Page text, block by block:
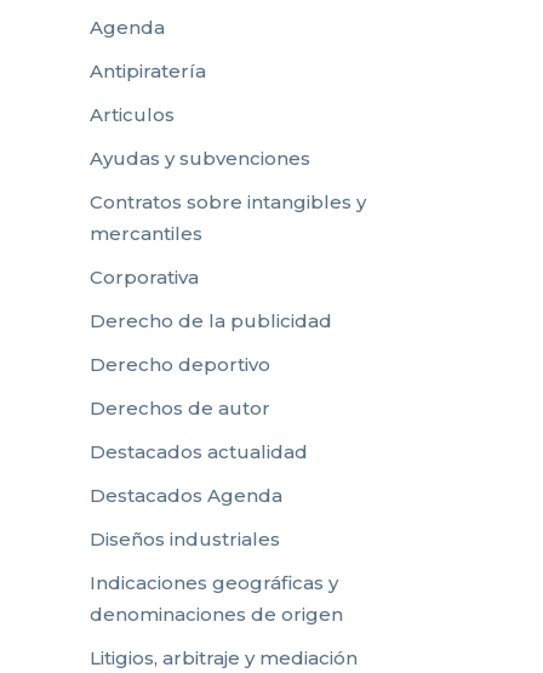
Agenda
Antipiratería
Articulos
Ayudas y subvenciones
Contratos sobre intangibles y
mercantiles
Corporativa
Derecho de la publicidad
Derecho deportivo
Derechos de autor
Destacados actualidad
Destacados Agenda
Diseños industriales
Indicaciones geográficas y
denominaciones de origen
Litigios, arbitraje y mediación